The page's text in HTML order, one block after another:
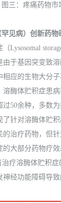
图三：疼痛药物市
见病）创新药物
由于基因突变致
相应的生物大分
酶体贮积症患病
过50余种，多数
了针对溶酶体贮
的治疗药物，但
的大部分药物疗
疗溶酶体贮积
神经功能障碍导